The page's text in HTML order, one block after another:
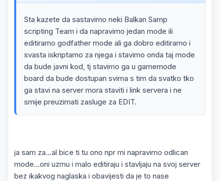
Sta kazete da sastavimo neki Balkan Samp
scripting Team i da napravimo jedan mode ili
editiramo godfather mode ali ga dobro editiramo i
svasta iskriptamo za njega i stavimo onda taj mode
da bude javni kod, tj stavimo ga u gamemode
board da bude dostupan svima s tim da svatko tko
ga stavi na server mora staviti i link servera i ne
smije preuzimati zasluge za EDIT.
ja sam za...al bice ti tu ono npr mi napravimo odlican
mode...oni uzmu i malo editiraju i stavljaju na svoj server
bez ikakvog naglaska i obavijesti da je to nase